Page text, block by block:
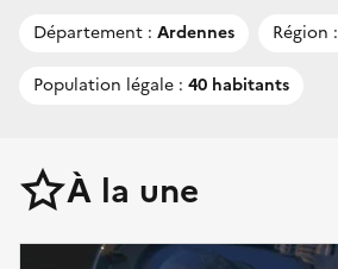
Département : Ardennes Région :
Population légale : 40 habitants
À la une